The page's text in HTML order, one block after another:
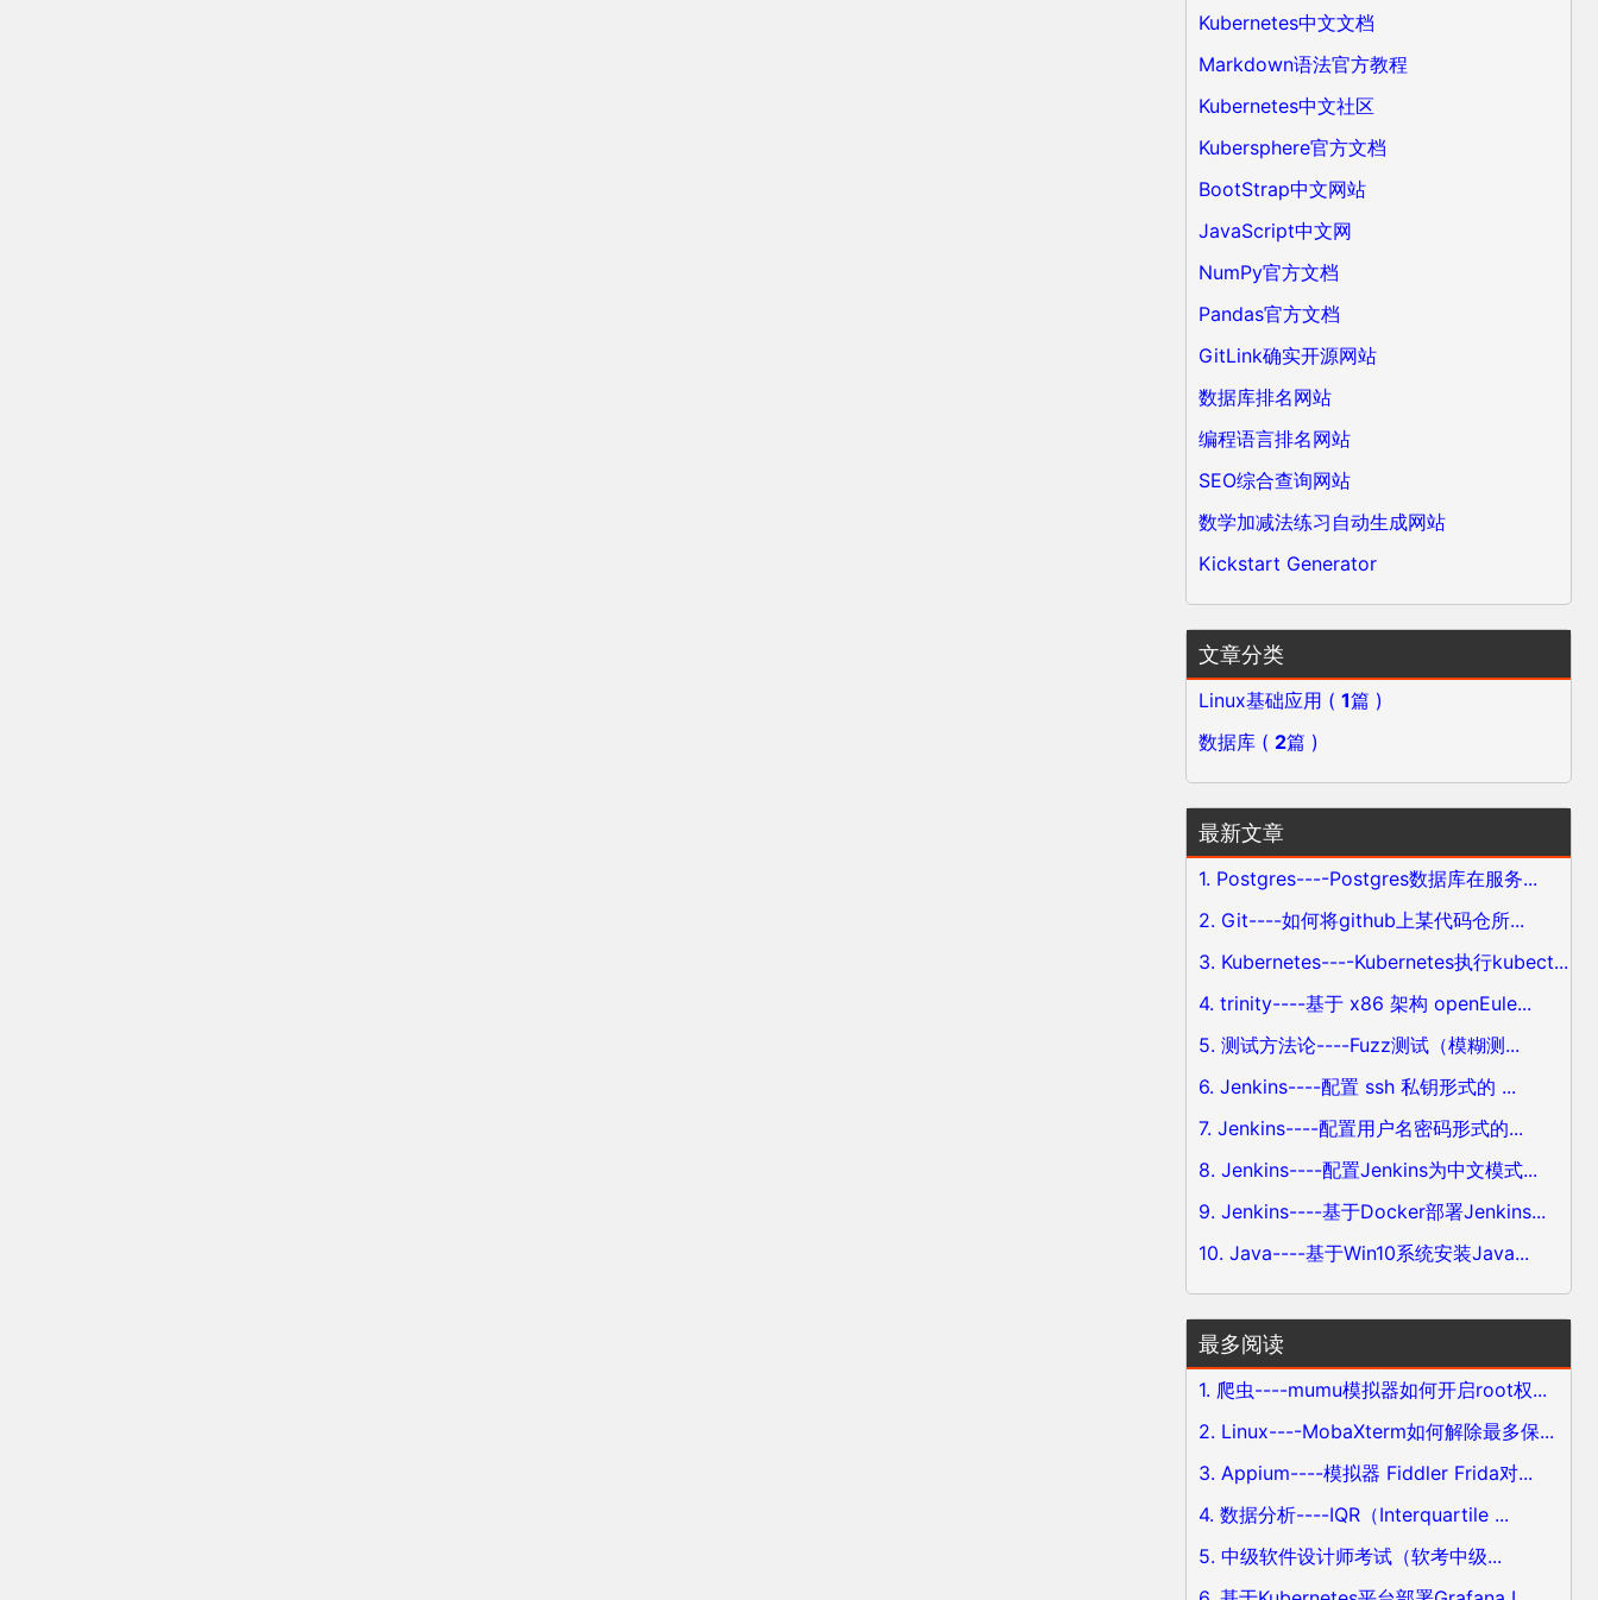
Kubernetes中文文档
Markdown语法官方教程
Kubernetes中文社区
Kubersphere官方文档
BootStrap中文网站
JavaScript中文网
NumPy官方文档
Pandas官方文档
GitLink确实开源网站
数据库排名网站
编程语言排名网站
SEO综合查询网站
数学加减法练习自动生成网站
Kickstart Generator
文章分类
Linux基础应用 ( 1篇 )
数据库 ( 2篇 )
最新文章
1. Postgres----Postgres数据库在服务...
2. Git----如何将github上某代码仓所...
3. Kubernetes----Kubernetes执行kubect...
4. trinity----基于 x86 架构 openEule...
5. 测试方法论----Fuzz测试（模糊测...
6. Jenkins----配置 ssh 私钥形式的 ...
7. Jenkins----配置用户名密码形式的...
8. Jenkins----配置Jenkins为中文模式...
9. Jenkins----基于Docker部署Jenkins...
10. Java----基于Win10系统安装Java...
最多阅读
1. 爬虫----mumu模拟器如何开启root权...
2. Linux----MobaXterm如何解除最多保...
3. Appium----模拟器 Fiddler Frida对...
4. 数据分析----IQR（Interquartile ...
5. 中级软件设计师考试（软考中级...